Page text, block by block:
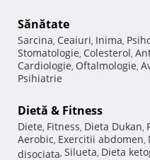
Sănătate
Sarcina, Ceaiuri, Inima,
Stomatologie, Colesterol,
Cardiologie, Oftalmologie,
Psihiatrie
Dietă & Fitness
Diete, Fitness, Dieta Dukan,
Aerobic, Exercitii abdomen,
disociata, Silueta, Dieta